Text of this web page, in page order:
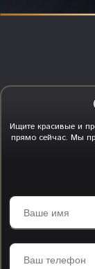
Ищите красивые и
прямо сейчас. Мы